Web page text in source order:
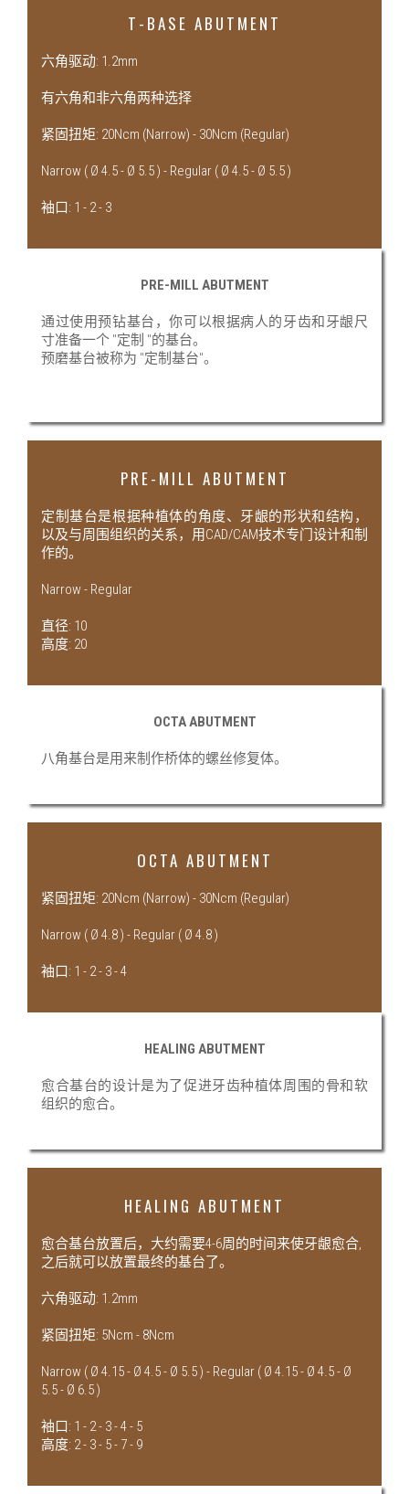
T-BASE ABUTMENT
六角驱动: 1.2mm
有六角和非六角两种选择
紧固扭矩: 20Ncm (Narrow) - 30Ncm (Regular)
Narrow ( Ø 4.5 - Ø 5.5 ) - Regular ( Ø 4.5 - Ø 5.5 )
袖口: 1 - 2 - 3
PRE-MILL ABUTMENT
通过使用预钻基台，你可以根据病人的牙齿和牙龈尺
寸准备一个 "定制 "的基台。
预磨基台被称为 "定制基台"。
PRE-MILL ABUTMENT
定制基台是根据种植体的角度、牙龈的形状和结构，
以及与周围组织的关系，用CAD/CAM技术专门设计和制
作的。
Narrow - Regular
直径: 10
高度: 20
OCTA ABUTMENT
八角基台是用来制作桥体的螺丝修复体。
OCTA ABUTMENT
紧固扭矩: 20Ncm (Narrow) - 30Ncm (Regular)
Narrow ( Ø 4.8 ) - Regular ( Ø 4.8 )
袖口: 1 - 2 - 3 - 4
HEALING ABUTMENT
愈合基台的设计是为了促进牙齿种植体周围的骨和软
组织的愈合。
HEALING ABUTMENT
愈合基台放置后，大约需要4-6周的时间来使牙龈愈合,
之后就可以放置最终的基台了。
六角驱动: 1.2mm
紧固扭矩: 5Ncm - 8Ncm
Narrow ( Ø 4.15 - Ø 4.5 - Ø 5.5 ) - Regular ( Ø 4.15 - Ø 4.5 - Ø
5.5 - Ø 6.5 )
袖口: 1 - 2 - 3 - 4 - 5
高度: 2 - 3 - 5 - 7 - 9